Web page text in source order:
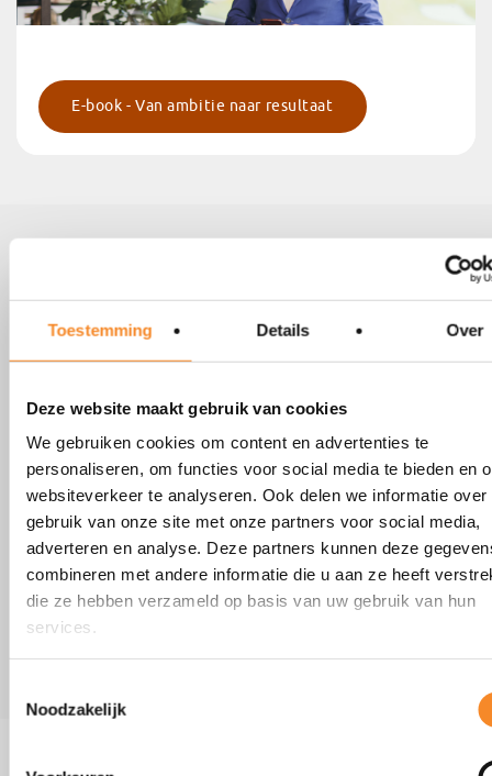
Toestemming Details Over
Deze website maakt gebruik van cookies
We gebruiken cookies om content en advertenties te
personaliseren, om functies voor social media te bieden en
websiteverkeer te analyseren. Ook delen we informatie over
gebruik van onze site met onze partners voor social media,
adverteren en analyse. Deze partners kunnen deze
combineren met andere informatie die u aan ze heeft
die ze hebben verzameld op basis van uw gebruik van hun
services.
Noodzakelijk
E-book - Van ambitie naar resultaat
gedrag?
Luister naar onze podcasts:
Podcast #2: Gedrag en succesfactoren om de beweging te
starten
Podcast #3: Gedrags-succesfactoren om de beweging te
sturen
Podcast #4 : Hoe maak je van een energievretend overleg
een inspirerende realisatiemeeting?
Luister naar onze podcasts!